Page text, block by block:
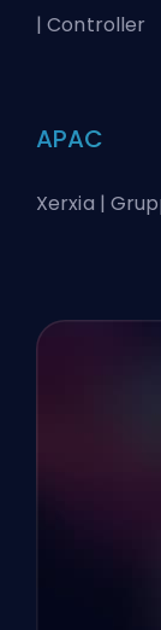
| Controller
APAC
Xerxia |